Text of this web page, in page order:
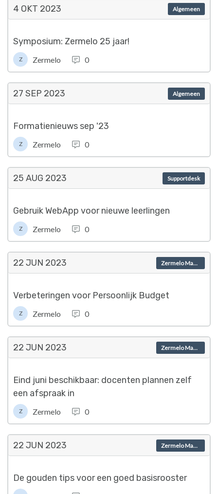
4 OKT 2023
Symposium: Zermelo 25 jaar!
Z Zermelo 0
Algemeen
27 SEP 2023
Formatienieuws sep '23
Z Zermelo 0
Algemeen
25 AUG 2023
Gebruik WebApp voor nieuwe leerlingen
Z Zermelo 0
Supportdesk
22 JUN 2023
Verbeteringen voor Persoonlijk Budget
Z Zermelo 0
Zermelo Magazine
22 JUN 2023
Eind juni beschikbaar: docenten plannen zelf
een afspraak in
Z Zermelo 0
Zermelo Magazine
22 JUN 2023
De gouden tips voor een goed basisrooster
Zermelo Magazine